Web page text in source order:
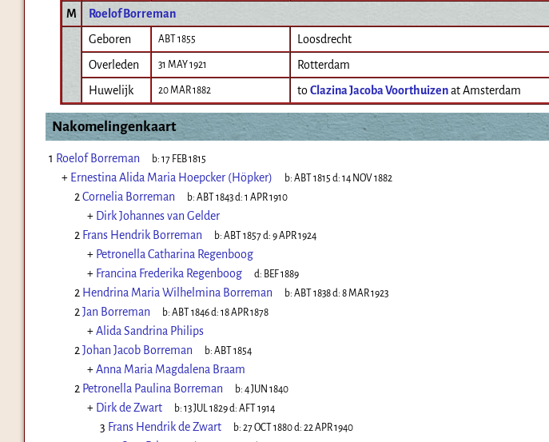
M
Roelof Borreman
Geboren
ABT 1855
Loosdrecht
Overleden
31 MAY 1921
Rotterdam
Huwelijk
20 MAR 1882 toClazina Jacoba Voorthuizenat Amsterdam
Nakomelingenkaart
1 Roelof Borreman b: 17 FEB 1815
+ Ernestina Alida Maria Hoepcker (Höpker) b: ABT 1815 d: 14 NOV 1882
2 Cornelia Borreman b: ABT 1843d: 1 APR 1910
+ Dirk Johannes van Gelder
2 Frans Hendrik Borreman b: ABT 1857d: 9 APR 1924
+ Petronella Catharina Regenboog
+ Francina Frederika Regenboog d: BEF 1889
2 Hendrina Maria Wilhelmina Borreman b: ABT 1838d: 8 MAR 1923
2 Jan Borreman b: ABT 1846d: 18 APR 1878
+Alida Sandrina Philips
2 Johan Jacob Borreman b: ABT 1854
+Anna Maria Magdalena Braam
2 Petronella Paulina Borreman b: 4 JUN 1840
+ Dirk de Zwart b: 13 JUL 1829d: AFT 1914
3 Frans Hendrik de Zwart b: 27 OCT 1880d: 22 APR 1940